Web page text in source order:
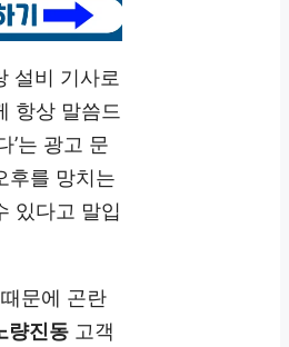
설비 기사로
항상 말씀드
’는 광고 문
후를 망치는
있다고 말입
문에 곤란
량진동 고객